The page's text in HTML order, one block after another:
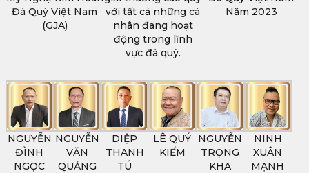
Đá Quý Việt Nam
(GJA)
với tất cả những cá
nhân đang hoạt
động trong lĩnh
vực đá quý.
Năm 2023
NGUYỄN
ĐÌNH
NGỌC
NGUYỄN
VĂN
QUẢNG
DIỆP
THANH
TÚ
LÊ QUÝ
KIẾM
NGUYỄN
TRỌNG
KHA
NINH
XUÂN
MẠNH